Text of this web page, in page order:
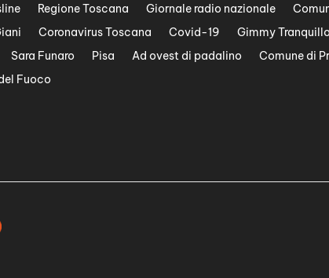
Regione Toscana Giornale radio nazionale
Coronavirus Toscana Covid-19 Gimmy Tranquillo
Sara Funaro Pisa Ad ovest di padalino
Comune di
Fuoco